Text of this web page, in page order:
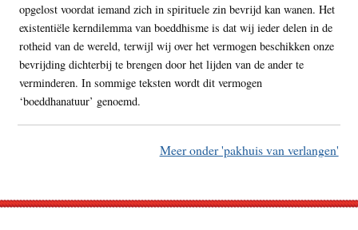
opgelost voordat iemand zich in spirituele zin bevrijd kan wanen. Het
existentiële kerndilemma van boeddhisme is dat wij ieder delen in de
rotheid van de wereld, terwijl wij over het vermogen beschikken onze
bevrijding dichterbij te brengen door het lijden van de ander te
verminderen. In sommige teksten wordt dit vermogen
‘boeddhanatuur’ genoemd.
Meer onder 'pakhuis van verlangen'